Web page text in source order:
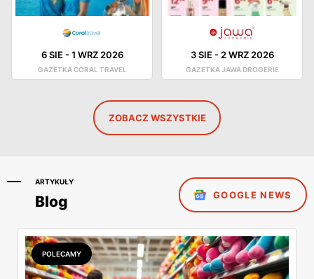
6 SIE-1 WRZ 2026
GAZETKA CORAL TRAVEL
3 SIE-2 WRZ 2026
GAZETKA JAWA DROGERIE
ZOBACZ WSZYSTKIE
ARTYKUŁY
Blog GOOGLE NEWS
POLECAMY